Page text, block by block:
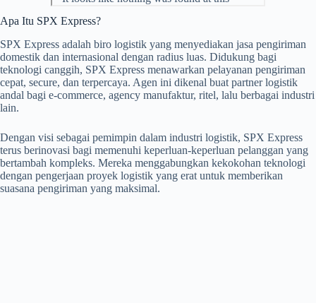
Apa Itu SPX Express?
SPX Express adalah biro logistik yang menyediakan jasa pengiriman
domestik dan internasional dengan radius luas. Didukung bagi
teknologi canggih, SPX Express menawarkan pelayanan pengiriman
cepat, secure, dan terpercaya. Agen ini dikenal buat partner logistik
andal bagi e-commerce, agency manufaktur, ritel, lalu berbagai industri
lain.
Dengan visi sebagai pemimpin dalam industri logistik, SPX Express
terus berinovasi bagi memenuhi keperluan-keperluan pelanggan yang
bertambah kompleks. Mereka menggabungkan kekokohan teknologi
dengan pengerjaan proyek logistik yang erat untuk memberikan
suasana pengiriman yang maksimal.